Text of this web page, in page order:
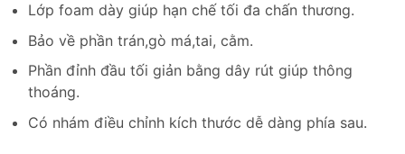
Lớp foam dày giúp hạn chế tối đa chấn thương.
Bảo về phần trán,gò má,tai, cằm.
Phần đỉnh đầu tối giản bằng dây rút giúp thông
thoáng.
Có nhám điều chỉnh kích thước dễ dàng phía sau.